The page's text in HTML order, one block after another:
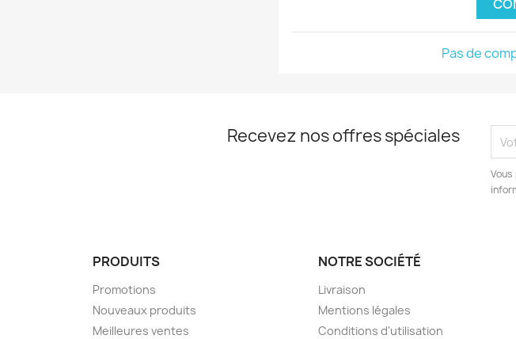
Pas de
Recevez nos offres spéciales
PRODUITS
Promotions
Nouveaux produits
Meilleures ventes
NOTRE SOCIÉTÉ
Livraison
Mentions légales
Conditions d'utilisation